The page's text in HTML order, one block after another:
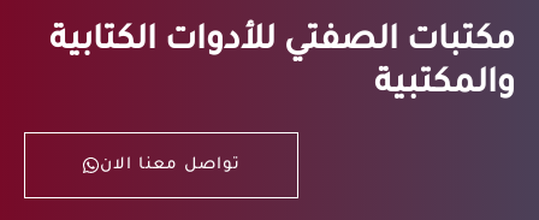
مكتبات الصفتي للأدوات الكتابية
والمكتبية
تواصل معنا الان